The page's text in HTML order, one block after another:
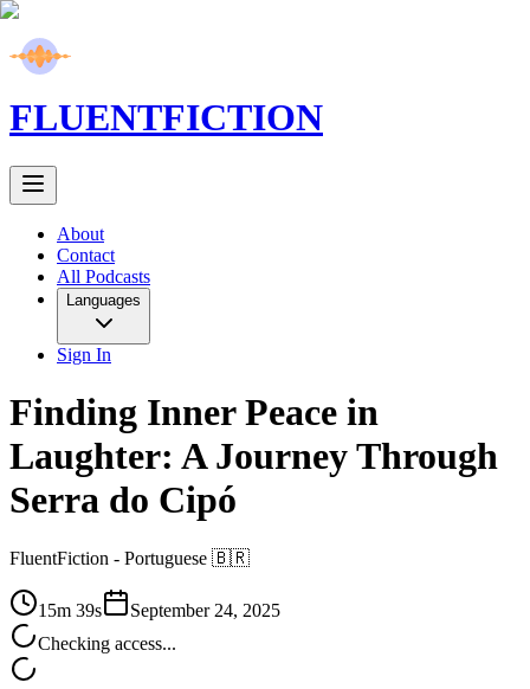
FLUENTFICTION
About
Contact
All Podcasts
Languages
Sign In
Finding Inner Peace in
Laughter: A Journey Through
Serra do Cipó
FluentFiction - Portuguese 🇧🇷
15m 39s
September 24, 2025
Checking access...